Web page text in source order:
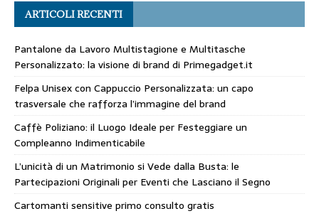
ARTICOLI RECENTI
Pantalone da Lavoro Multistagione e Multitasche
Personalizzato: la visione di brand di Primegadget.it
Felpa Unisex con Cappuccio Personalizzata: un capo
trasversale che rafforza l’immagine del brand
Caffè Poliziano: il Luogo Ideale per Festeggiare un
Compleanno Indimenticabile
L’unicità di un Matrimonio si Vede dalla Busta: le
Partecipazioni Originali per Eventi che Lasciano il Segno
Cartomanti sensitive primo consulto gratis